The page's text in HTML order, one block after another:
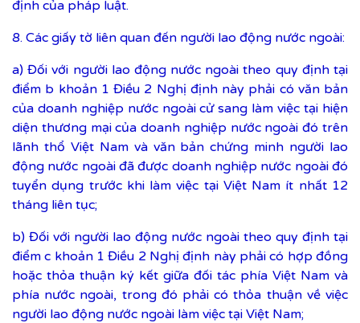
định của pháp luật.
8. Các giấy tờ liên quan đến người lao động nước ngoài:
a) Đối với người lao động nước ngoài theo quy định tại
điểm b khoản 1 Điều 2 Nghị định này phải có văn bản
của doanh nghiệp nước ngoài cử sang làm việc tại hiện
diện thương mại của doanh nghiệp nước ngoài đó trên
lãnh thổ Việt Nam và văn bản chứng minh người lao
động nước ngoài đã được doanh nghiệp nước ngoài đó
tuyển dụng trước khi làm việc tại Việt Nam ít nhất 12
tháng liên tục;
b) Đối với người lao động nước ngoài theo quy định tại
điểm c khoản 1 Điều 2 Nghị định này phải có hợp đồng
hoặc thỏa thuận ký kết giữa đối tác phía Việt Nam và
phía nước ngoài, trong đó phải có thỏa thuận về việc
người lao động nước ngoài làm việc tại Việt Nam;